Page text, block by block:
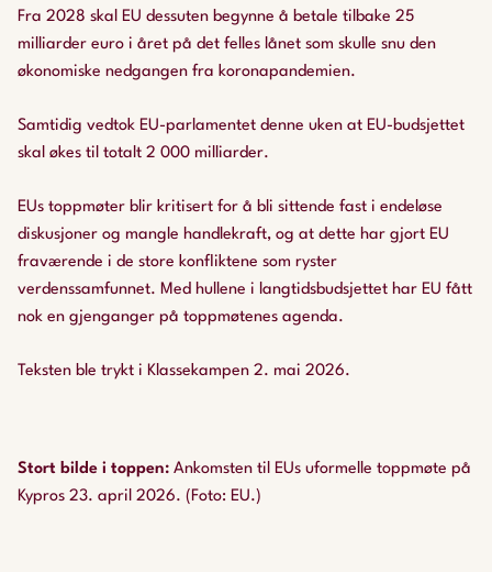
Fra 2028 skal EU dessuten begynne å betale tilbake 25
milliarder euro i året på det felles lånet som skulle snu den
økonomiske nedgangen fra koronapandemien.
Samtidig vedtok EU-parlamentet denne uken at EU-budsjettet
skal økes til totalt 2 000 milliarder.
EUs toppmøter blir kritisert for å bli sittende fast i endeløse
diskusjoner og mangle handlekraft, og at dette har gjort EU
fraværende i de store konfliktene som ryster
verdenssamfunnet. Med hullene i langtidsbudsjettet har EU fått
nok en gjenganger på toppmøtenes agenda.
Teksten ble trykt i Klassekampen 2. mai 2026.
Stort bilde i toppen: Ankomsten til EUs uformelle toppmøte på
Kypros 23. april 2026. (Foto: EU.)